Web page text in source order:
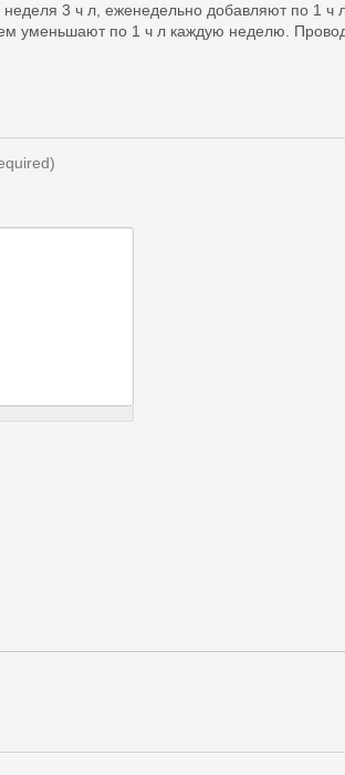
3 ч л, еженедельно добавляют по 1 ч
уменьшают по 1 ч л каждую неделю.